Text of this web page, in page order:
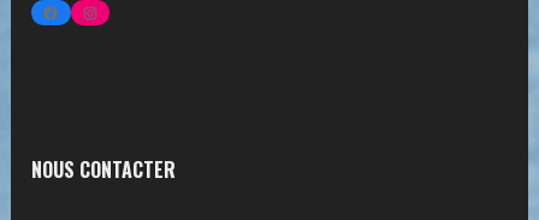
FACEBOOKINSTAGRAM
NOUS CONTACTER